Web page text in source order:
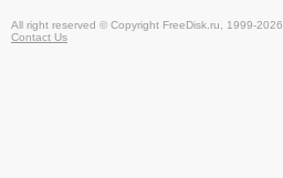
All right reserved © Copyright FreeDisk.ru, 1999-2026
Contact Us